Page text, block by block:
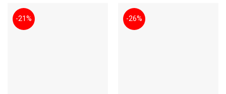
-21% -26%